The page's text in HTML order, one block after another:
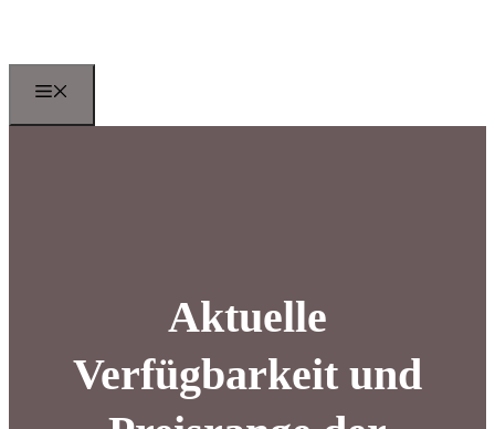
springen
Aktuelle
Verfügbarkeit und